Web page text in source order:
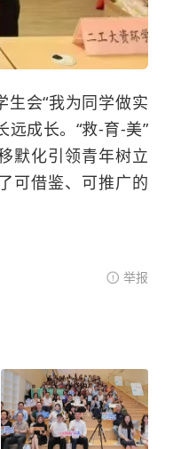
生会“我为同学做实
成长。“救-育-美”
默化引领青年树立
可借鉴、可推广的
举报